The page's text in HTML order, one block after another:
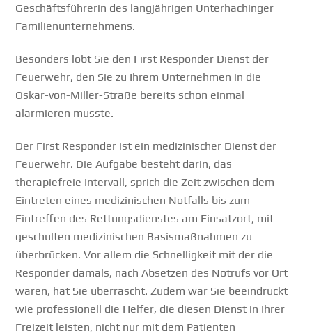
Geschäftsführerin des langjährigen Unterhachinger
Familienunternehmens.
Besonders lobt Sie den First Responder Dienst der
Feuerwehr, den Sie zu Ihrem Unternehmen in die
Oskar-von-Miller-Straße bereits schon einmal
alarmieren musste.
Der First Responder ist ein medizinischer Dienst der
Feuerwehr. Die Aufgabe besteht darin, das
therapiefreie Intervall, sprich die Zeit zwischen dem
Eintreten eines medizinischen Notfalls bis zum
Eintreffen des Rettungsdienstes am Einsatzort, mit
geschulten medizinischen Basismaßnahmen zu
überbrücken. Vor allem die Schnelligkeit mit der die
Responder damals, nach Absetzen des Notrufs vor Ort
waren, hat Sie überrascht. Zudem war Sie beeindruckt
wie professionell die Helfer, die diesen Dienst in Ihrer
Freizeit leisten, nicht nur mit dem Patienten